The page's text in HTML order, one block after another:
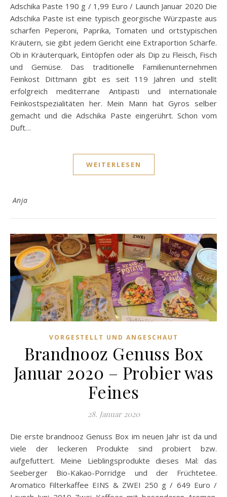
Adschika Paste 190 g / 1,99 Euro / Launch Januar 2020 Die
Adschika Paste ist eine typisch georgische Würzpaste aus
scharfen Peperoni, Paprika, Tomaten und ortstypischen
Kräutern, sie gibt jedem Gericht eine Extraportion Schärfe.
Ob in Kräuterquark, Eintöpfen oder als Dip zu Fleisch, Fisch
und Gemüse. Das traditionelle Familienunternehmen
Feinkost Dittmann gibt es seit 119 Jahren und stellt
erfolgreich mediterrane Antipasti und internationale
Feinkostspezialitäten her. Mein Mann hat Gyros selber
gemacht und die Adschika Paste eingerührt. Schon vom
Duft…
WEITERLESEN
Anja
VORGESTELLT UND ANGESCHAUT
Brandnooz Genuss Box
Januar 2020 – Probier was
Feines
28. Januar 2020
Die erste brandnooz Genuss Box im neuen Jahr ist da und
viele der leckeren Produkte sind probiert bzw.
aufgefuttert. Meine Lieblingsprodukte dieses Mal: das
Seeberger Bio-Kakao-Porridge und der Früchtetee.
Aromatico Filterkaffee EINS & ZWEI 250 g / 649 Euro /